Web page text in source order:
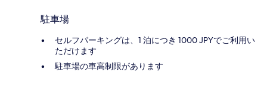
駐車場
セルフパーキングは、1 泊につき 1000 JPYでご利用い
ただけます
駐車場の車高制限があります